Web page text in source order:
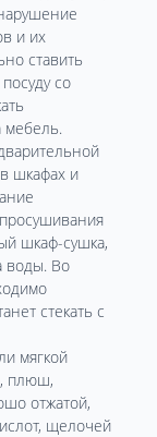
и их
ставить
со
мебель.
шкафах и
шкаф-сушка,
воды. Во
стекать с
мягкой
плюш,
отжатой,
щелочей